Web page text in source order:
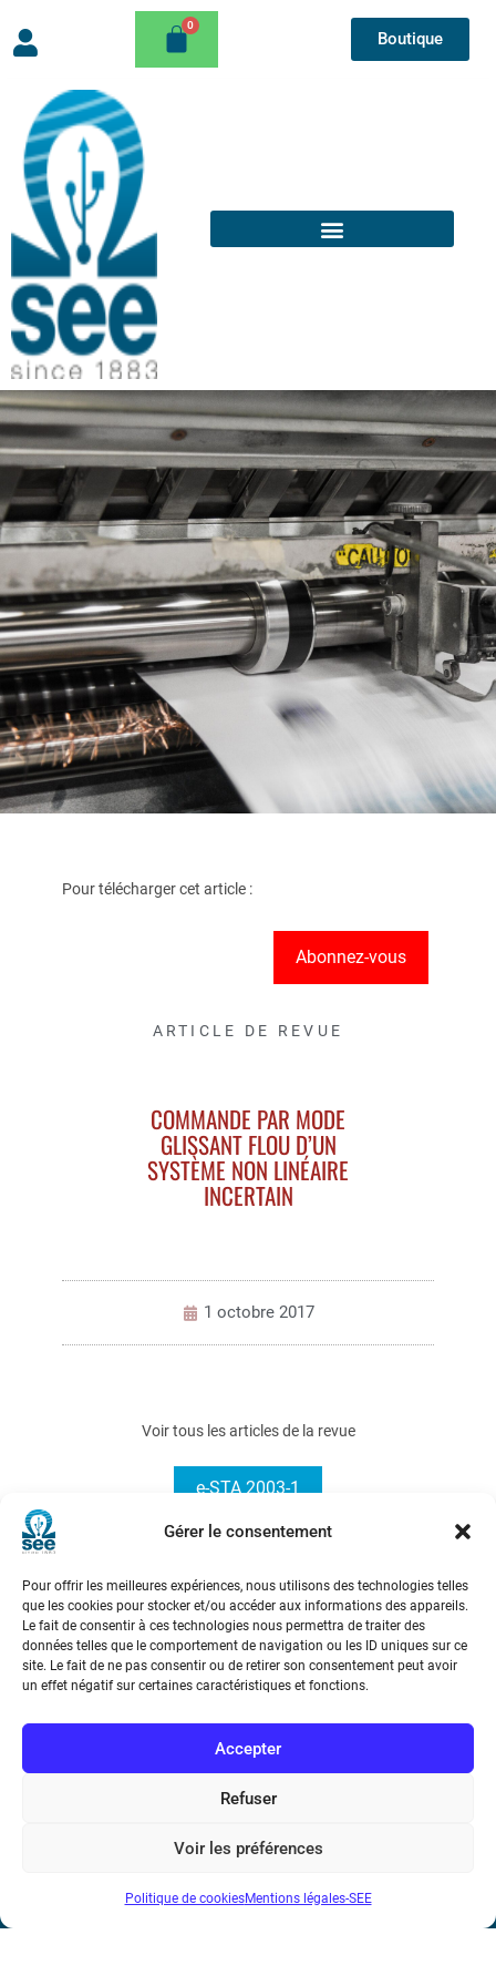
Gérer le consentement
Pour offrir les meilleures expériences, nous utilisons des technologies telles
que les cookies pour stocker et/ou accéder aux informations des appareils.
Le fait de consentir à ces technologies nous permettra de traiter des
données telles que le comportement de navigation ou les ID uniques sur ce
site. Le fait de ne pas consentir ou de retirer son consentement peut avoir
un effet négatif sur certaines caractéristiques et fonctions.
Accepter
Refuser
Voir les préférences
Politique de cookiesMentions légales-SEE
Boutique
Pour télécharger cet article :
Abonnez-vous
ARTICLE DE REVUE
COMMANDE PAR MODE
GLISSANT FLOU D’UN
SYSTÈME NON LINÉAIRE
INCERTAIN
1 octobre 2017
Voir tous les articles de la revue
e-STA 2003-1
Société de l’Electricité, de l’Electronique et des Technologies
75116 Paris
Téléphone : (+33) 1 56 90 37 17
N° de SIREN : 785 393 232, Code APE : 9412Z TVA intra-